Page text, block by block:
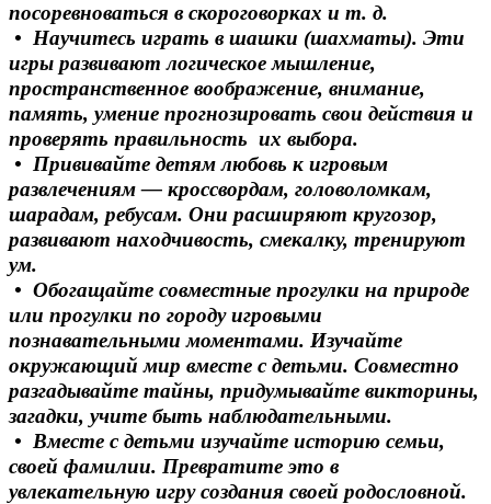
посоревноваться в скороговорках и т. д.
• Научитесь играть в шашки (шахматы). Эти
игры развивают логическое мышление,
пространственное воображение, внимание,
память, умение прогнозировать свои действия и
проверять правильность их выбора.
• Прививайте детям любовь к игровым
развлечениям — кроссвордам, головоломкам,
шарадам, ребусам. Они расширяют кругозор,
развивают находчивость, смекалку, тренируют
ум.
• Обогащайте совместные прогулки на природе
или прогулки по городу игровыми
познавательными моментами. Изучайте
окружающий мир вместе с детьми. Совместно
разгадывайте тайны, придумывайте викторины,
загадки, учите быть наблюдательными.
• Вместе с детьми изучайте историю семьи,
своей фамилии. Превратите это в
увлекательную игру создания своей родословной.